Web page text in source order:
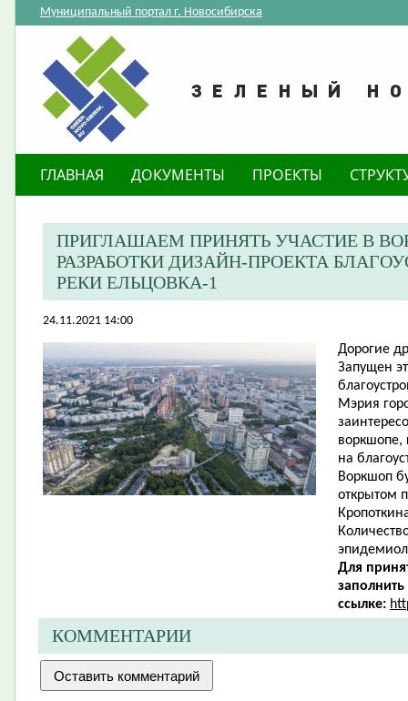
Муниципальный портал г. Новосибирска
ГЛАВНАЯ ДОКУМЕНТЫ ПРОЕКТЫ
ПРИГЛАШАЕМ ПРИНЯТЬ УЧАСТИЕ В
РАЗРАБОТКИ ДИЗАЙН-ПРОЕКТА
РЕКИ ЕЛЬЦОВКА-1
24.11.2021 14:00
Дорогие
Запущен
Мэрия
воркшопе,
на
Воркшоп
открытом
Для
ссылке:
КОММЕНТАРИИ